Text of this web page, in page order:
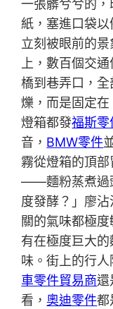
一張髒兮兮的
紙，塞進口袋以
立刻被眼前的
上，數百個交
橋到巷弄口，
爍，而是固定
燈箱都發福斯零
音， BMW零件
霧從燈箱的頂
——麵粉蒸煮過
度發酵？」廖
關的氣味都極
有在極度巨大
味。街上的行
車零件貿易商還
看， 奧迪零件都